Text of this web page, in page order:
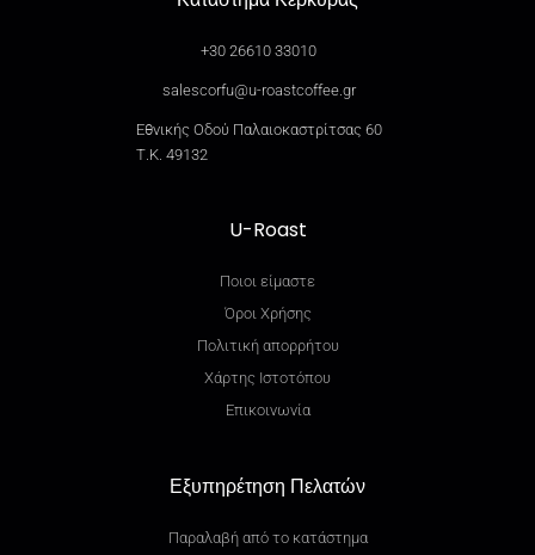
+30 26610 33010
salescorfu@u-roastcoffee.gr
Εθνικής Οδού Παλαιοκαστρίτσας 60
Τ.Κ. 49132
U-Roast
Ποιοι είμαστε
Όροι Χρήσης
Πολιτική απορρήτου
Χάρτης Ιστοτόπου
Επικοινωνία
Εξυπηρέτηση Πελατών
Παραλαβή από το κατάστημα